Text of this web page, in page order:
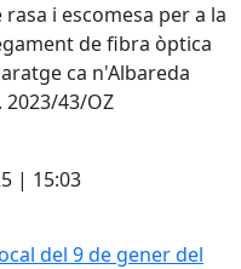
rasa i escomesa per a la
de fibra òptica
ca n'Albareda
2023/43/OZ
| 15:03
del 9 de gener del